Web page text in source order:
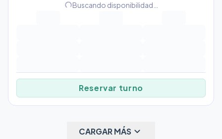
progress_activityBuscando disponibilidad…
Reservar turno
CARGAR MÁS keyboard_arrow_down